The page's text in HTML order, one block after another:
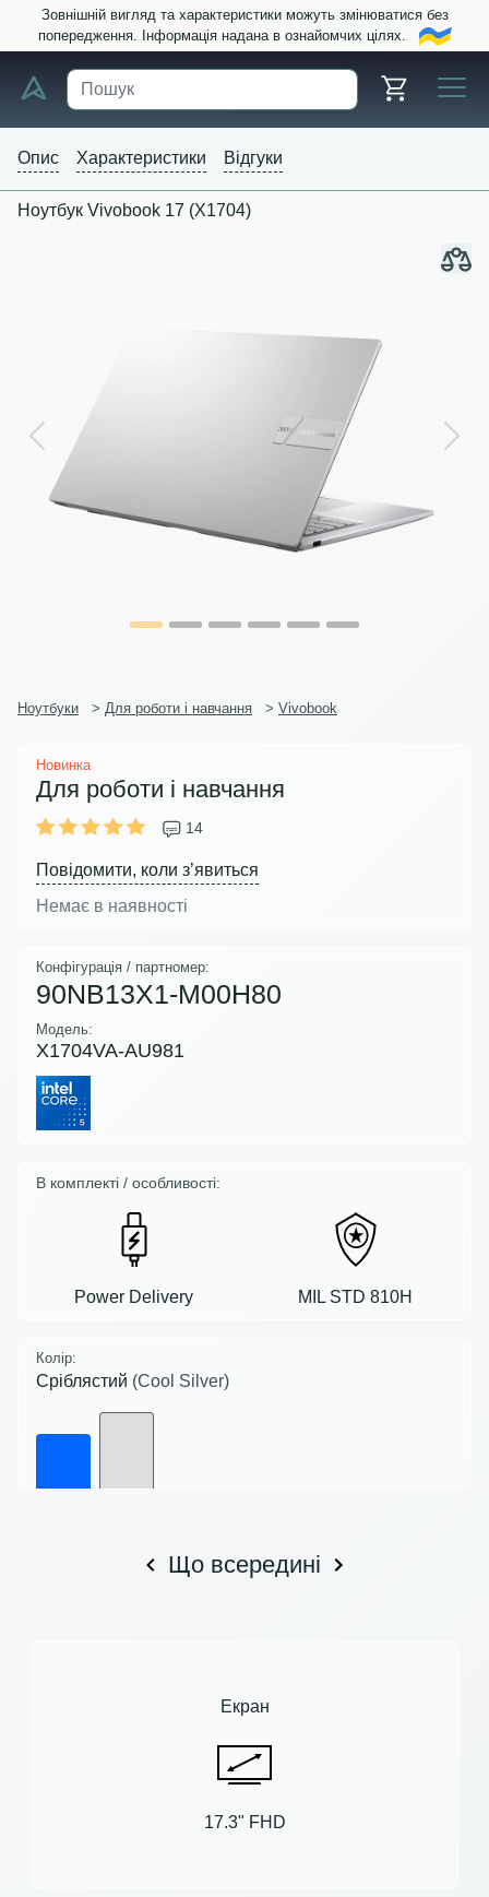
Зовнішній вигляд та характеристики можуть змінюватися без
попередження. Інформація надана в ознайомчих цілях.
Опис Характеристики Відгуки
Ноутбук Vivobook 17 (X1704)
Previous Next
Ноутбуки > Для роботи і навчання > Vivobook
Новинка
Для роботи і навчання
14
Повідомити, коли з’явиться
Немає в наявності
Конфігурація / партномер:
90NB13X1-M00H80
Модель:
X1704VA-AU981
В комплекті / особливості:
Power Delivery MIL STD 810H
Колір:
Сріблястий (Cool Silver)
Що всередині
Екран
17.3" FHD